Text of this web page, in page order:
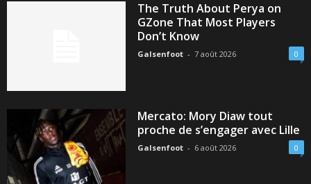
The Truth About Perya on
GZone That Most Players
Don’t Know
Galsenfoot - 7 août 2026 0
Mercato: Mory Diaw tout
proche de s’engager avec Lille
Galsenfoot - 6 août 2026 0